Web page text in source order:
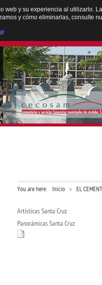
You are here: Inicio EL
Artísticas Santa Cruz
Panorámicas Santa Cruz
web y su experiencia al utilizarlo.
y cómo eliminarlas, consulte